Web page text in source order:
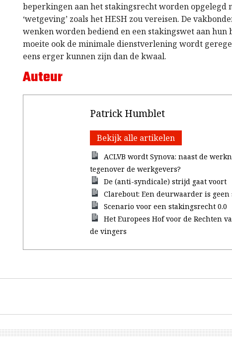
beperkingen aan het stakingsrecht worden opgelegd
‘wetgeving’ zoals het HESH zou vereisen. De
wenken worden bediend en een stakingswet aan
moeite ook de minimale dienstverlening wordt
eens erger kunnen zijn dan de kwaal.
Auteur
Patrick Humblet
Bekijk alle artikelen
ACLVB wordt Synova: naast de
tegenover de werkgevers?
De (anti-syndicale) strijd gaat voort
Clarebout: Een deurwaarder is
Scenario voor een stakingsrecht 0.0
Het Europees Hof voor de Rechten
de vingers